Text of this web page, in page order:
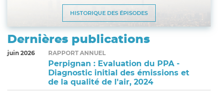
HISTORIQUE DES ÉPISODES
Dernières publications
juin 2026 RAPPORT ANNUEL
Perpignan : Evaluation du PPA -
Diagnostic initial des émissions et
de la qualité de l'air, 2024